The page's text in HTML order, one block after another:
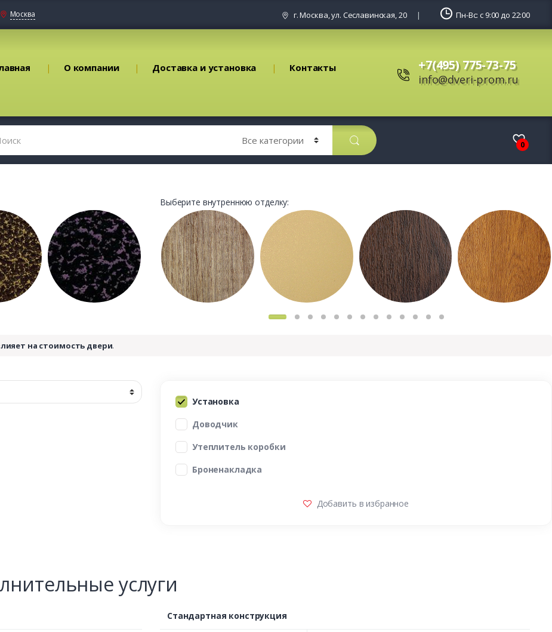
Москва г. Москва, ул. Сеславинская, 20 Пн-Вс: с 9:00 до 22:00
О компании Доставка и установка Контакты +7(495) 775-73-75
info@dveri-prom.ru
0
Выберите внутреннюю отделку:
на стоимость двери.
Установка
Доводчик
Утеплитель коробки
Броненакладка
Добавить в избранное
услуги
Стандартная конструкция